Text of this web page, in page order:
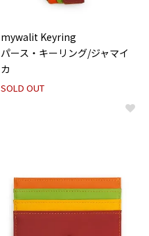
mywalit Keyring
パース・キーリング/ジャマイ
カ
SOLD OUT